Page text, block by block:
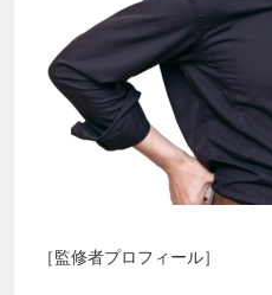
［監修者プロフィール］